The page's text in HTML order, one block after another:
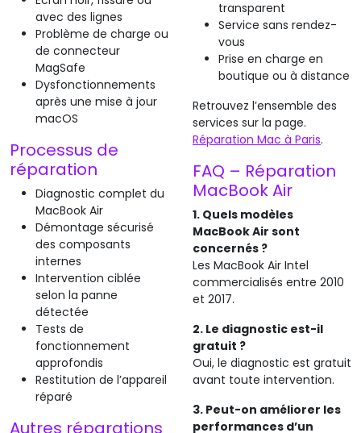
avec des lignes
Problème de charge ou
de connecteur
MagSafe
Dysfonctionnements
après une mise à jour
macOS
Processus de
réparation
Diagnostic complet du
MacBook Air
Démontage sécurisé
des composants
internes
Intervention ciblée
selon la panne
détectée
Tests de
fonctionnement
approfondis
Restitution de l’appareil
réparé
transparent
Service sans rendez-
vous
Prise en charge en
boutique ou à distance
Retrouvez l’ensemble des
services sur la page.
Réparation Mac à Paris.
FAQ – Réparation
MacBook Air
1. Quels modèles
MacBook Air sont
concernés ?
Les MacBook Air Intel
commercialisés entre 2010
et 2017.
2. Le diagnostic est-il
gratuit ?
Oui, le diagnostic est gratuit
avant toute intervention.
3. Peut-on améliorer les
performances d’un